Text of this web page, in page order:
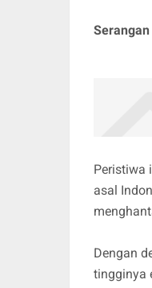
Peristiwa
asal
Dengan
tingginya